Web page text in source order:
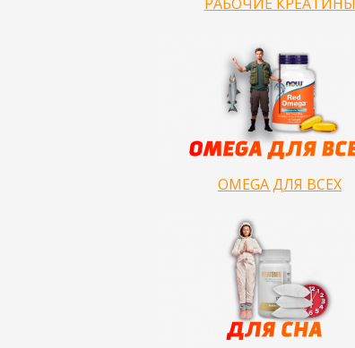
OMEGA ДЛЯ ВСЕХ